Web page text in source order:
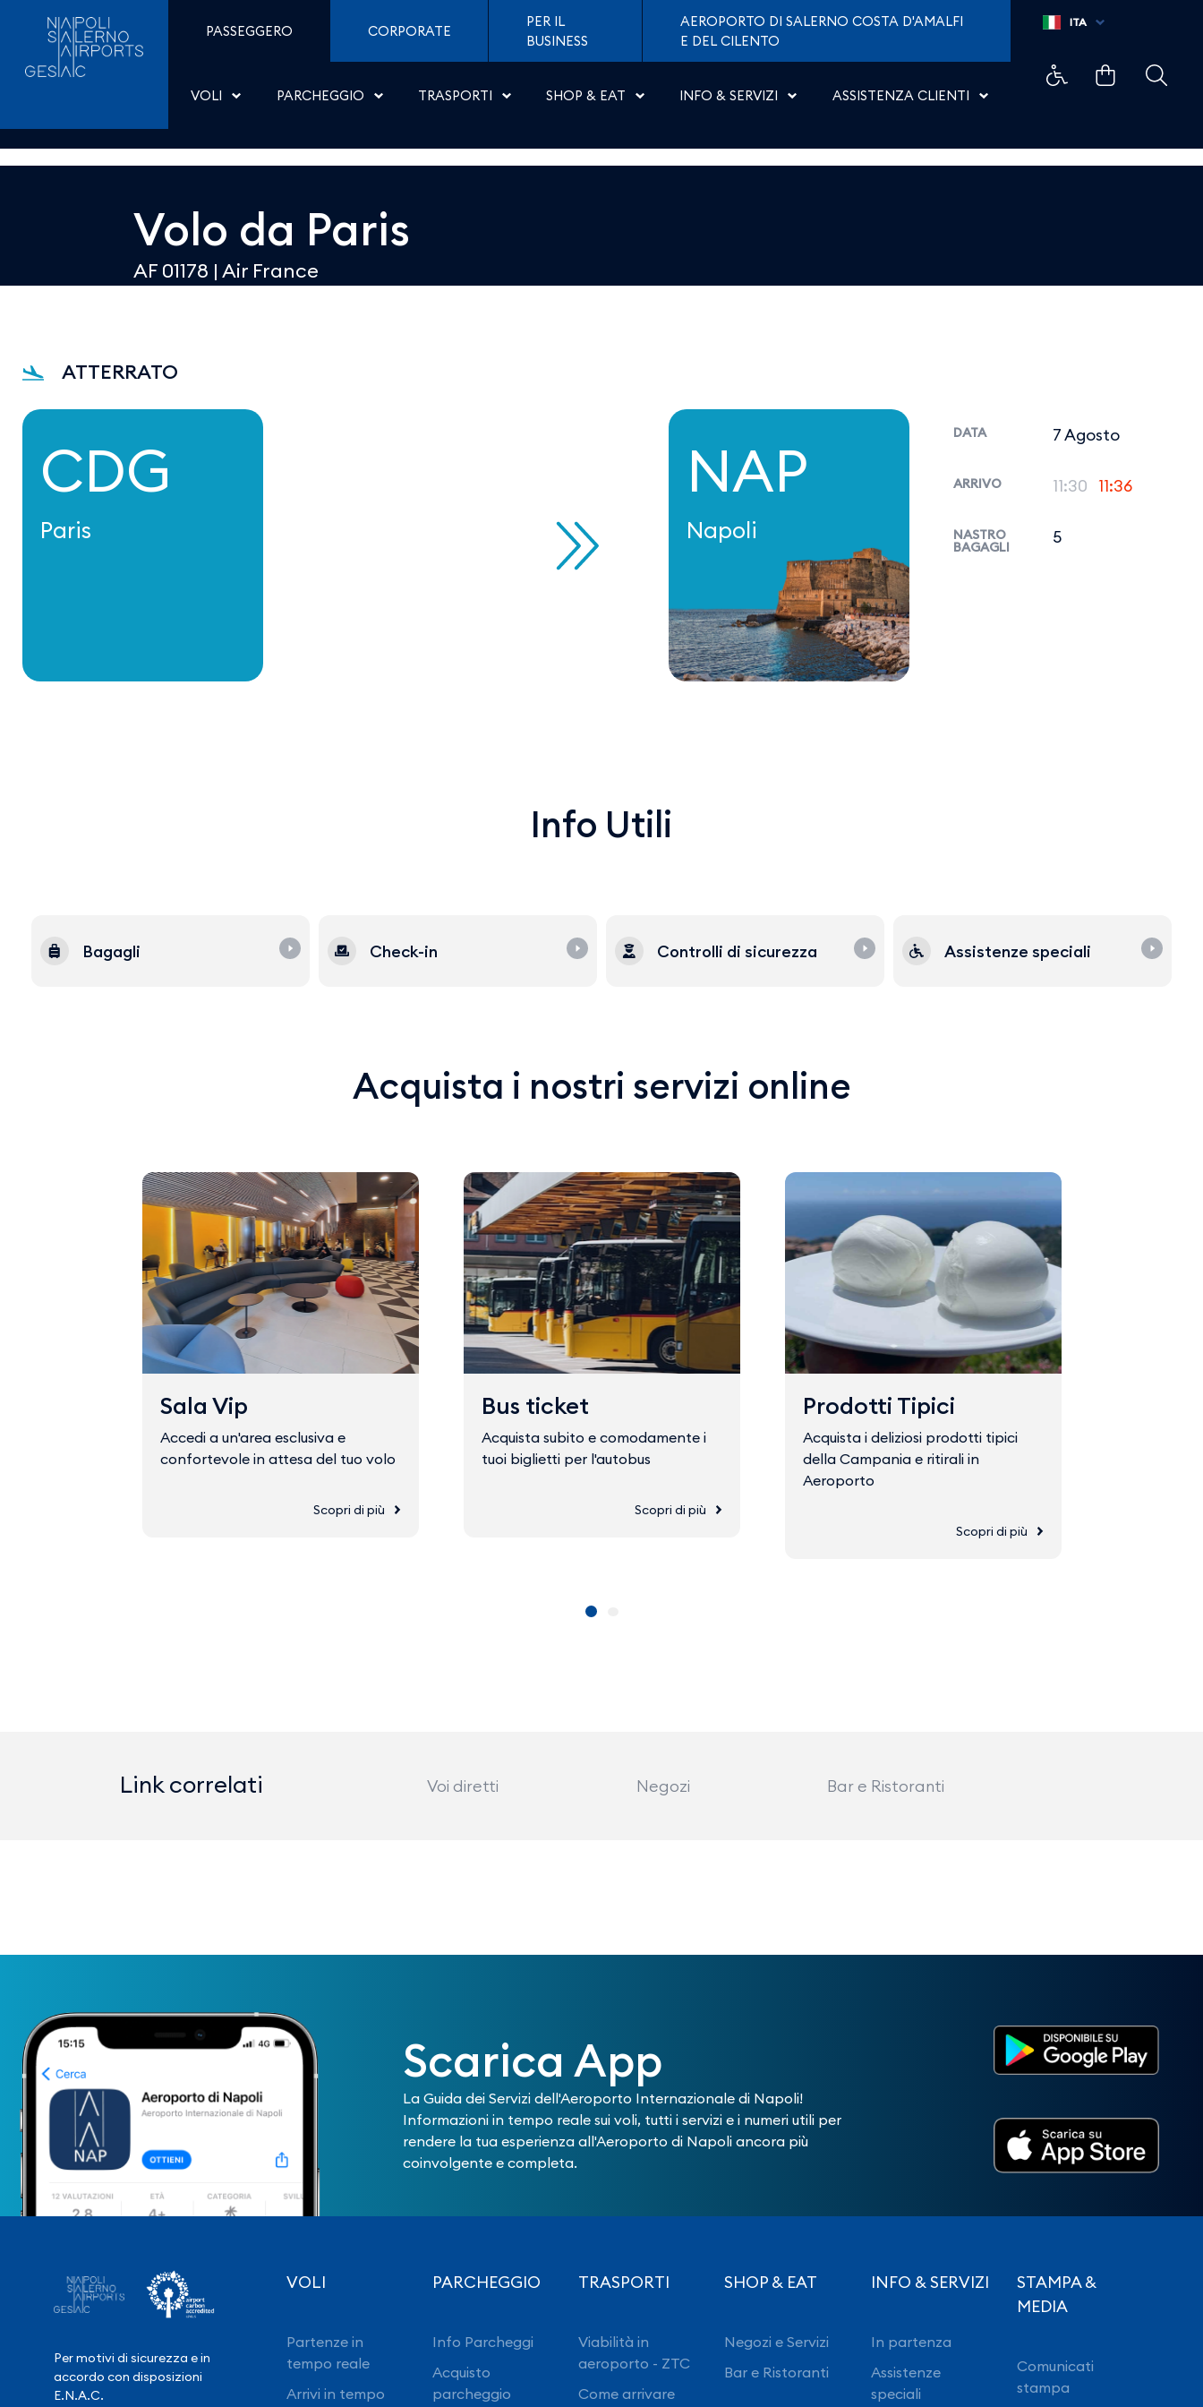
Salta al contenuto
Dettaglio - Aeroporti di Napoli
PASSEGGERO CORPORATE
PER IL
BUSINESS
AEROPORTO DI SALERNO COSTA D'AMALFI
E DEL CILENTO
VOLI PARCHEGGIO TRASPORTI SHOP & EAT INFO & SERVIZI ASSISTENZA CLIENTI
ITA
Volo da Paris
AF 01178 |Air France
ATTERRATO
CDG
Paris
NAP
Napoli
DATA 7 Agosto
ARRIVO 11:30 11:36
NASTRO
BAGAGLI 5
Info Utili
Bagagli Check-in Controlli di sicurezza Assistenze speciali
Acquista i nostri servizi online
Sala Vip
Accedi a un'area esclusiva e
confortevole in attesa del tuo volo
Scopri di più
Bus ticket
Acquista subito e comodamente i
tuoi biglietti per l'autobus
Scopri di più
Prodotti Tipici
Acquista i deliziosi prodotti tipici
della Campania e ritirali in
Aeroporto
Scopri di più
Link correlati Voi diretti Negozi Bar e Ristoranti
Scarica App
La Guida dei Servizi dell'Aeroporto Internazionale di Napoli!
Informazioni in tempo reale sui voli, tutti i servizi e i numeri utili per
rendere la tua esperienza all'Aeroporto di Napoli ancora più
coinvolgente e completa.
Per motivi di sicurezza e in
accordo con disposizioni
E.N.A.C.
VOLI
Partenze in
tempo reale
Arrivi in tempo
PARCHEGGIO
Info Parcheggi
Acquisto
parcheggio
TRASPORTI
Viabilità in
aeroporto - ZTC
Come arrivare
SHOP & EAT
Negozi e Servizi
Bar e Ristoranti
INFO & SERVIZI
In partenza
Assistenze
speciali
STAMPA &
MEDIA
Comunicati
stampa